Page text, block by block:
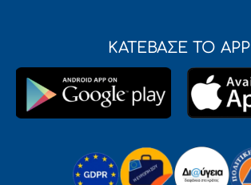
ΚΑΤΕΒΑΣΕ ΤΟ APP